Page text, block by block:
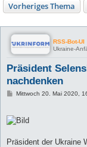
Vorheriges Thema
RSS-Bot-UI
Ukraine-
Präsident
nachdenken
B
t
r
Mittwoch 20. Mai 2020,
Präsident der Ukraine